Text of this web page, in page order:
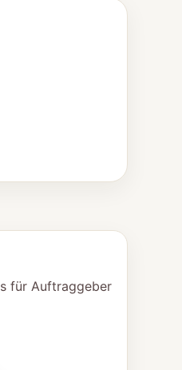
für Auftraggeber